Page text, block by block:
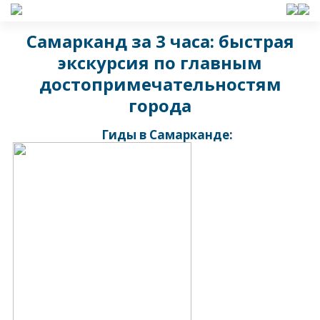
Самарканд за 3 часа: быстрая
экскурсия по главным
достопримечательностям
города
Гиды в Самарканде: